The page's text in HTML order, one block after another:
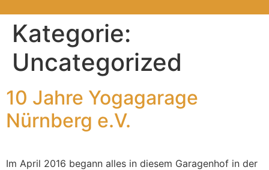
Kategorie:
Uncategorized
10 Jahre Yogagarage
Nürnberg e.V.
Im April 2016 begann alles in diesem Garagenhof in der